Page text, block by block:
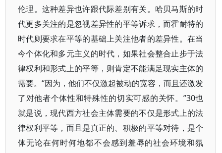
伦理。这种差异也许跟代际差别有关。哈贝马斯的时
代更多关注的是忽视差异性的平等诉求，而霍耐特的
时代则要求在平等的基础上关注他者的差异性。在当
今个体化和多元主义的时代，如果社会整合止步于法
律权利和形式上的平等，则肯定不能满足现实主体的
需要。“因为，他们不仅激起被动的宽容，而且还激发
了对他者个体性和特殊性的切实可感的关怀。”30也
就是说，现代西方社会主体需要的不仅是形式上的法
律权利平等，而且是真正的、积极的平等对待，是个
体无论在何时何地都不会感到羞辱的社会环境和氛